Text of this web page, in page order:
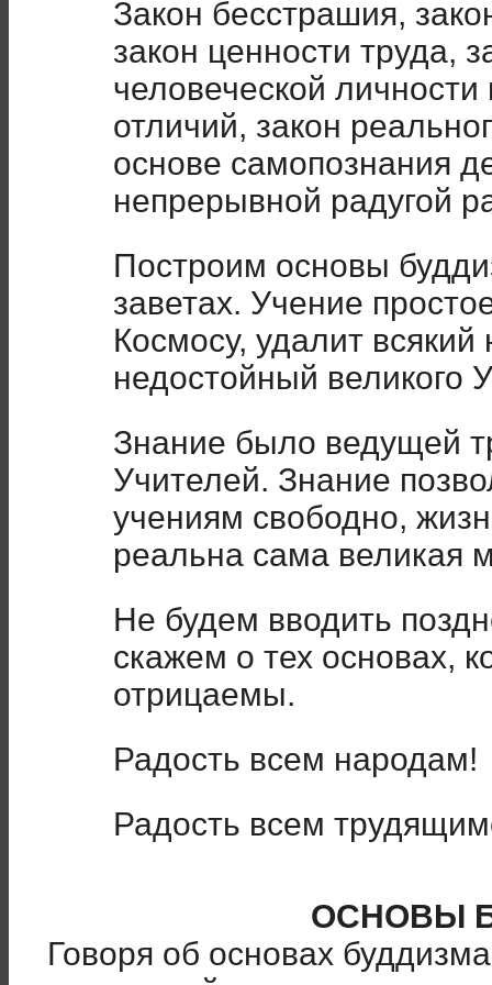
Закон бесстрашия,
закон ценности труда,
человеческой
отличий, закон
основе самопознания
непрерывной радугой
Построим основы
заветах. Учение
Космосу, удалит
недостойный великого
Знание было ведущей
Учителей. Знание
учениям свободно,
реальна сама великая
Не будем вводить
скажем о тех основах,
отрицаемы.
Радость всем народам!
Радость всем
ОСНОВЫ
Говоря об основах